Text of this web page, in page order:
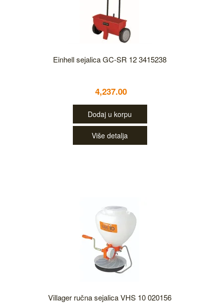
Einhell sejalica GC-SR 12 3415238
4,237.00
Dodaj u korpu
Više detalja
Villager ručna sejalica VHS 10 020156